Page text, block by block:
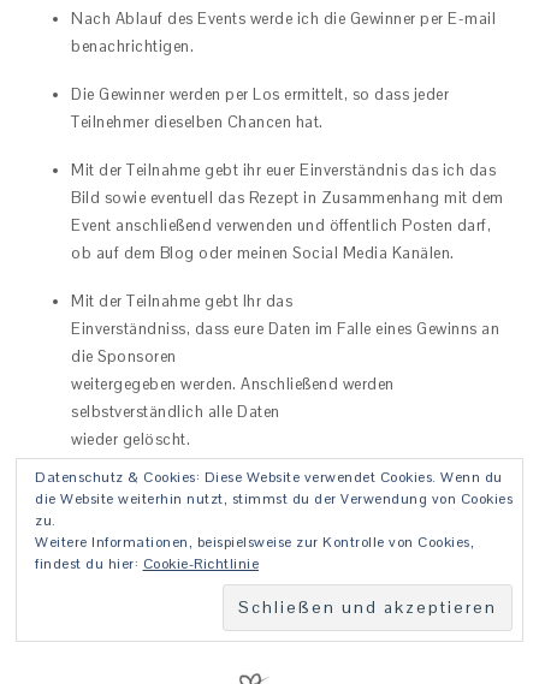
Nach Ablauf des Events werde ich die Gewinner per E-mail
benachrichtigen.
Die Gewinner werden per Los ermittelt, so dass jeder
Teilnehmer dieselben Chancen hat.
Mit der Teilnahme gebt ihr euer Einverständnis das ich das
Bild sowie eventuell das Rezept in Zusammenhang mit dem
Event anschließend verwenden und öffentlich Posten darf,
ob auf dem Blog oder meinen Social Media Kanälen.
Mit der Teilnahme gebt Ihr das
Einverständniss, dass eure Daten im Falle eines Gewinns an
die Sponsoren
weitergegeben werden. Anschließend werden
selbstverständlich alle Daten
wieder gelöscht.
Da ich die nächsten 3 Wochen verreist bin, bitte ich zu
solltet ihr weitere Fragen haben.
Datenschutz & Cookies: Diese Website verwendet Cookies. Wenn du
die Website weiterhin nutzt, stimmst du der Verwendung von Cookies
zu.
Weitere Informationen, beispielsweise zur Kontrolle von Cookies,
findest du hier: Cookie-Richtlinie